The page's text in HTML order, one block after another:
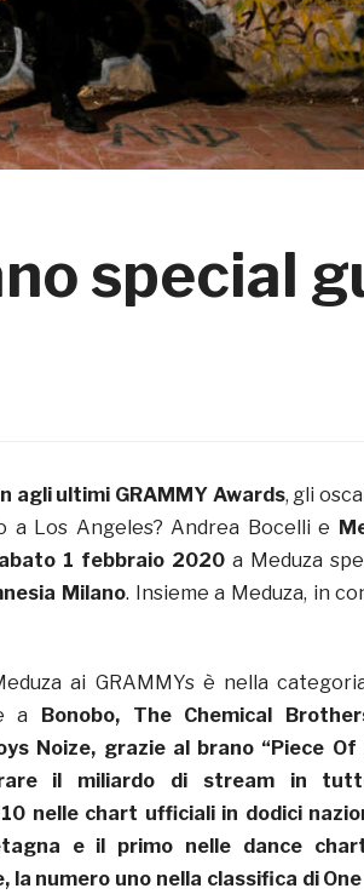
special
agli ultimi GRAMMY Awards, gli
a Los Angeles? Andrea Bocelli e
1 febbraio 2020 a Meduza
Milano. Insieme a Meduza, in
ai GRAMMYs è nella
a Bonobo, The Chemical
Noize, grazie al brano “Piece Of
il miliardo di stream in
nelle chart ufficiali in dodici
e il primo nelle dance
la numero uno nella classifica di